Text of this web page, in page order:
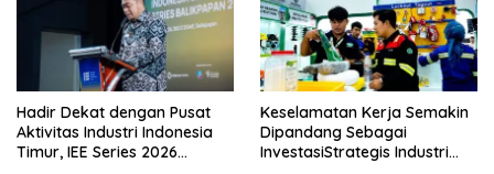
Hadir Dekat dengan Pusat
Aktivitas Industri Indonesia
Timur, IEE Series 2026
Keselamatan Kerja Semakin
Dipandang Sebagai
InvestasiStrategis Industri